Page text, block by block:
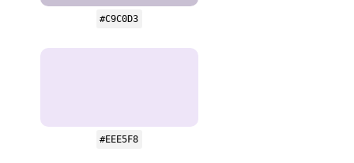
#C9C0D3
#EEE5F8